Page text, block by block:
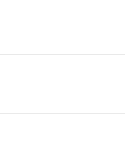
不推荐新手们去天然矿
图，左下角的高度就是层数
吧，通常有楼梯式与直